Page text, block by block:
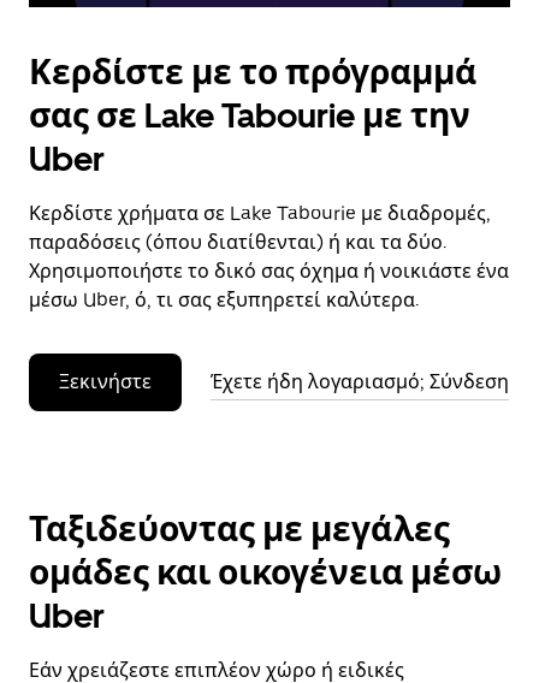
Κερδίστε με το πρόγραμμά
σας σε Lake Tabourie με την
Uber
Κερδίστε χρήματα σε Lake Tabourie με διαδρομές,
παραδόσεις (όπου διατίθενται) ή και τα δύο.
Χρησιμοποιήστε το δικό σας όχημα ή νοικιάστε ένα
μέσω Uber, ό, τι σας εξυπηρετεί καλύτερα.
Ξεκινήστε Έχετε ήδη λογαριασμό; Σύνδεση
Ταξιδεύοντας με μεγάλες
ομάδες και οικογένεια μέσω
Uber
Εάν χρειάζεστε επιπλέον χώρο ή ειδικές